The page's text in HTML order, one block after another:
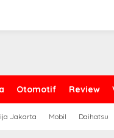
Otomotif Review
Jakarta Mobil Daihatsu